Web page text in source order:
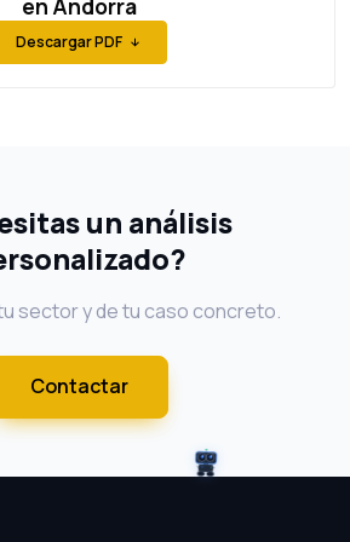
en Andorra
Descargar PDF
un análisis
sector y de tu caso concreto.
Contactar